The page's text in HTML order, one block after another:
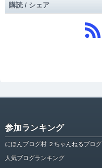
購読 / シェア
参加ランキング
にほんブログ村 ２ちゃんねるブログ
人気ブログランキング